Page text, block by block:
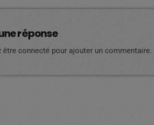
réponse
être connecté pour ajouter un commentaire.